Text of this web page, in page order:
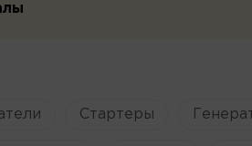
Стартеры